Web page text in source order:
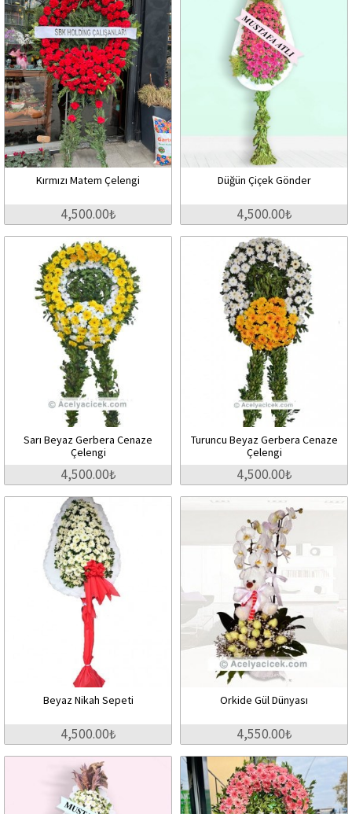
Kırmızı Matem Çelengi
4,500.00₺
Düğün Çiçek Gönder
4,500.00₺
Sarı Beyaz Gerbera Cenaze
Çelengi
4,500.00₺
Turuncu Beyaz Gerbera Cenaze
Çelengi
4,500.00₺
Beyaz Nikah Sepeti
4,500.00₺
Orkide Gül Dünyası
4,550.00₺